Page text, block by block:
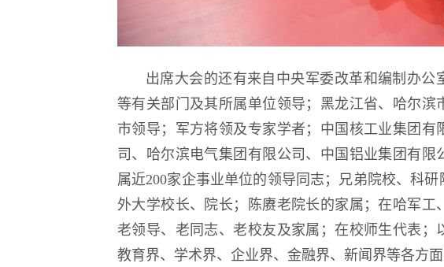
出席大会的还有来自中央军委改革和编制办公
等有关部门及其所属单位领导；黑龙江省、哈尔滨
市领导；军方将领及专家学者；中国核工业集团有
司、哈尔滨电气集团有限公司、中国铝业集团有
属近200家企事业单位的领导同志；兄弟院校、科
外大学校长、院长；陈赓老院长的家属；在哈军工
老领导、老同志、老校友及家属；在校师生代表；
教育界、学术界、企业界、金融界、新闻界等各方面